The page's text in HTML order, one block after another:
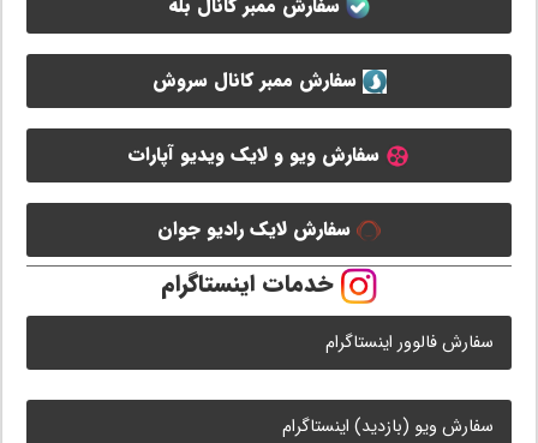
سفارش ممبر کانال بله
سفارش ممبر کانال سروش
سفارش ویو و لایک ویدیو آپارات
سفارش لایک رادیو جوان
خدمات اینستاگرام
سفارش فالوور اینستاگرام
سفارش ویو (بازدید) اینستاگرام